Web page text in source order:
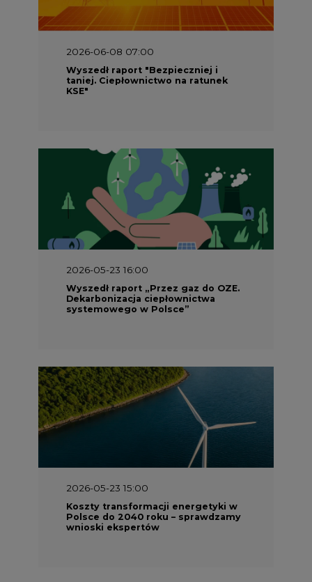
2026-06-08 07:00
Wyszedł raport "Bezpieczniej i
taniej. Ciepłownictwo na ratunek
KSE"
2026-05-23 16:00
Wyszedł raport „Przez gaz do OZE.
Dekarbonizacja ciepłownictwa
systemowego w Polsce”
2026-05-23 15:00
Koszty transformacji energetyki w
Polsce do 2040 roku – sprawdzamy
wnioski ekspertów